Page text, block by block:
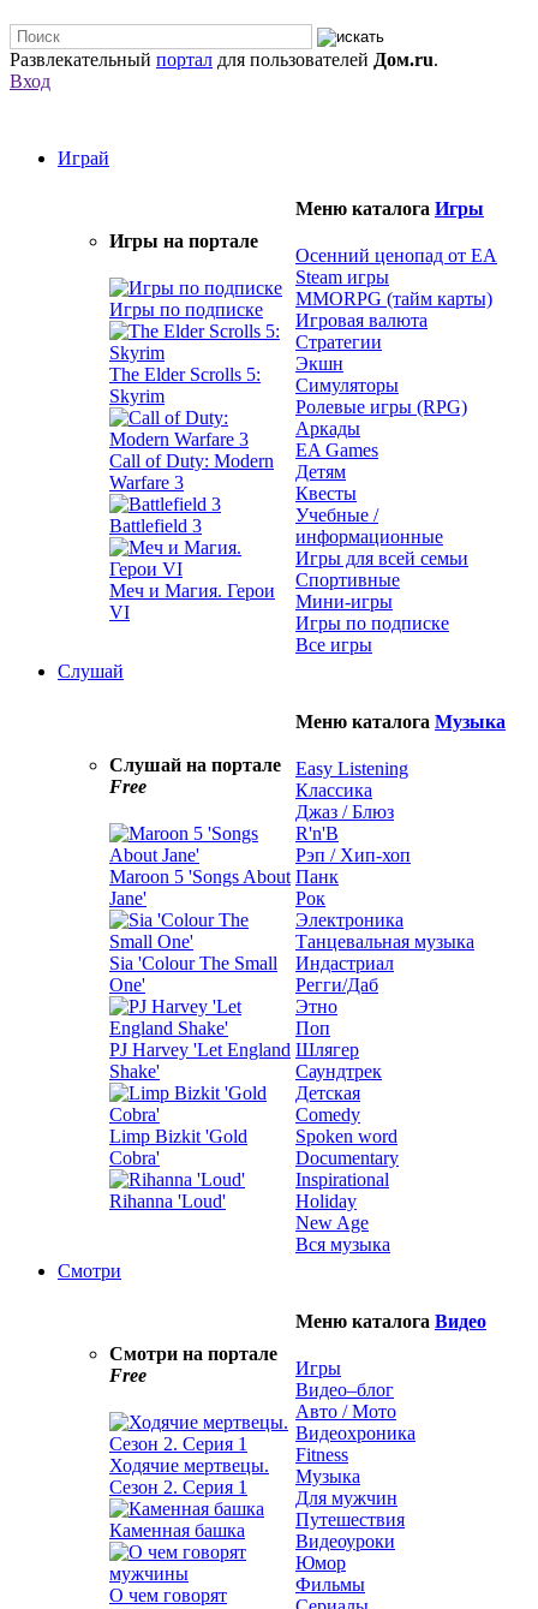
Развлекательный портал для пользователей Дом.ru.
Вход
Играй
Игры на портале
Игры по подписке
The Elder Scrolls 5:
Skyrim
Call of Duty: Modern
Warfare 3
Battlefield 3
Меч и Магия. Герои
VI
Меню каталога Игры
Осенний ценопад от EA
Steam игры
MMORPG (тайм карты)
Игровая валюта
Стратегии
Экшн
Симуляторы
Ролевые игры (RPG)
Аркады
EA Games
Детям
Квесты
Учебные /
информационные
Игры для всей семьи
Спортивные
Мини-игры
Игры по подписке
Все игры
Слушай
Слушай на портале
Free
Maroon 5 'Songs About
Jane'
Sia 'Colour The Small
One'
PJ Harvey 'Let England
Shake'
Limp Bizkit 'Gold
Cobra'
Rihanna 'Loud'
Меню каталога Музыка
Easy Listening
Классика
Джаз / Блюз
R'n'B
Рэп / Хип-хоп
Панк
Рок
Электроника
Танцевальная музыка
Индастриал
Регги/Даб
Этно
Поп
Шлягер
Саундтрек
Детская
Comedy
Spoken word
Documentary
Inspirational
Holiday
New Age
Вся музыка
Смотри
Смотри на портале
Free
Ходячие мертвецы.
Сезон 2. Серия 1
Каменная башка
О чем говорят
Меню каталога Видео
Игры
Видео–блог
Авто / Мото
Видеохроника
Fitness
Музыка
Для мужчин
Путешествия
Видеоуроки
Юмор
Фильмы